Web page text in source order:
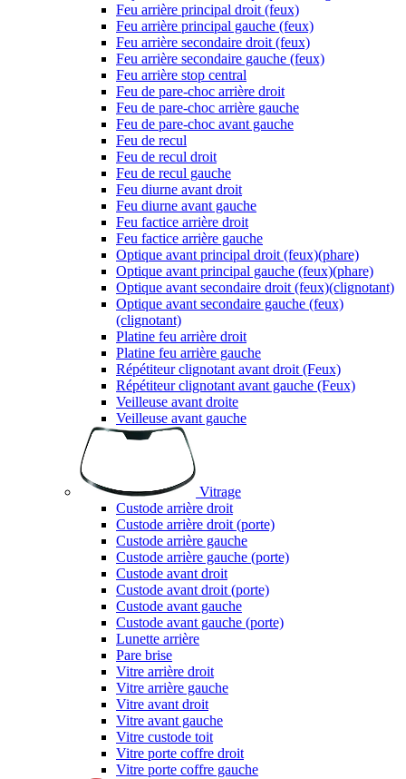
Feu arrière principal droit (feux)
Feu arrière principal gauche (feux)
Feu arrière secondaire droit (feux)
Feu arrière secondaire gauche (feux)
Feu arrière stop central
Feu de pare-choc arrière droit
Feu de pare-choc arrière gauche
Feu de pare-choc avant gauche
Feu de recul
Feu de recul droit
Feu de recul gauche
Feu diurne avant droit
Feu diurne avant gauche
Feu factice arrière droit
Feu factice arrière gauche
Optique avant principal droit (feux)(phare)
Optique avant principal gauche (feux)(phare)
Optique avant secondaire droit (feux)(clignotant)
Optique avant secondaire gauche (feux)
(clignotant)
Platine feu arrière droit
Platine feu arrière gauche
Répétiteur clignotant avant droit (Feux)
Répétiteur clignotant avant gauche (Feux)
Veilleuse avant droite
Veilleuse avant gauche
Vitrage
Custode arrière droit
Custode arrière droit (porte)
Custode arrière gauche
Custode arrière gauche (porte)
Custode avant droit
Custode avant droit (porte)
Custode avant gauche
Custode avant gauche (porte)
Lunette arrière
Pare brise
Vitre arrière droit
Vitre arrière gauche
Vitre avant droit
Vitre avant gauche
Vitre custode toit
Vitre porte coffre droit
Vitre porte coffre gauche